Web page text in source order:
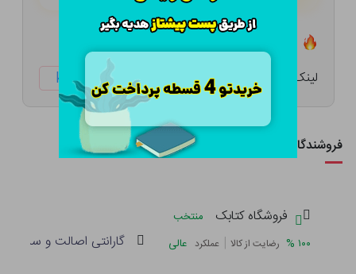
لینک کوتاه: ketabtala.com/sbp-54150
فروشندگان این کالا
فروشگاه کتابک
منتخب
۱۰۰ % رضایت از کالا | عملکرد عالی گارانتی اصالت و سلامت